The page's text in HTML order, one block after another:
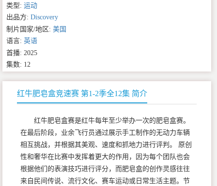
类型: 运动
出品方: Discovery
制片国家/地区: 美国
语言: 英语
首播: 2025
集数: 12
红牛肥皂盒竞速赛 第1-2季全12集 简介
红牛肥皂盒赛是红牛每年至少举办一次的肥皂盒赛。
在最后阶段，业余飞行员通过展示手工制作的无动力车辆
相互挑战，并根据其美观、速度和抓地力进行评判。 原创
性和奢华在比赛中发挥着更大的作用，因为每个团队也会
根据他们的表演技巧进行评分，而肥皂盒的创作灵感往往
来自民间传说、流行文化、赛车运动或日常生活主题。节